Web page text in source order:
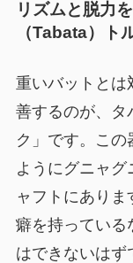
リズムと脱力
（Tabata）ト
重いバットとは
善するのが、タ
ク」です。こ
ようにグニャ
ャフトにあり
癖を持っている
はできないはず